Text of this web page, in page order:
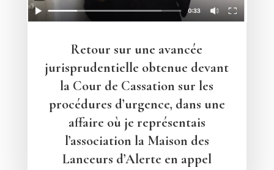
Retour sur une avancée
jurisprudentielle obtenue devant
la Cour de Cassation sur les
procédures d’urgence, dans une
affaire où je représentais
l’association la Maison des
Lanceurs d’Alerte en appel